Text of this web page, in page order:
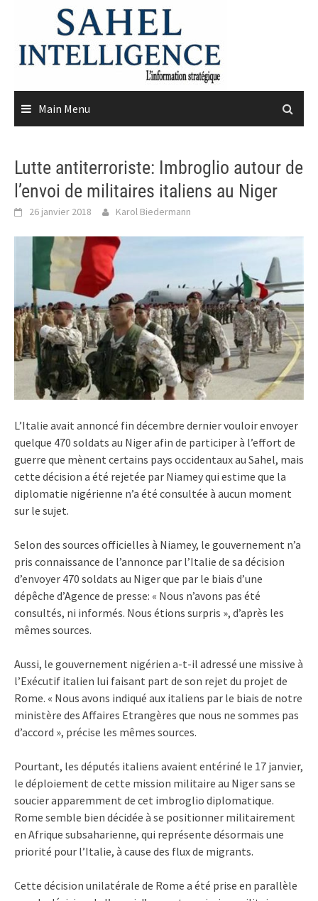
content
Main Menu
Lutte antiterroriste: Imbroglio autour de
l’envoi de militaires italiens au Niger
26 janvier 2018 Karol Biedermann
L’Italie avait annoncé fin décembre dernier vouloir envoyer
quelque 470 soldats au Niger afin de participer à l’effort de
guerre que mènent certains pays occidentaux au Sahel, mais
cette décision a été rejetée par Niamey qui estime que la
diplomatie nigérienne n’a été consultée à aucun moment
sur le sujet.
Selon des sources officielles à Niamey, le gouvernement n’a
pris connaissance de l’annonce par l’Italie de sa décision
d’envoyer 470 soldats au Niger que par le biais d’une
dépêche d’Agence de presse: « Nous n’avons pas été
consultés, ni informés. Nous étions surpris », d’après les
mêmes sources.
Aussi, le gouvernement nigérien a-t-il adressé une missive à
l’Exécutif italien lui faisant part de son rejet du projet de
Rome. « Nous avons indiqué aux italiens par le biais de notre
ministère des Affaires Etrangères que nous ne sommes pas
d’accord », précise les mêmes sources.
Pourtant, les députés italiens avaient entériné le 17 janvier,
le déploiement de cette mission militaire au Niger sans se
soucier apparemment de cet imbroglio diplomatique.
Rome semble bien décidée à se positionner militairement
en Afrique subsaharienne, qui représente désormais une
priorité pour l’Italie, à cause des flux de migrants.
Cette décision unilatérale de Rome a été prise en parallèle